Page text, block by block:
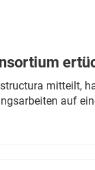
mitteilt,
auf